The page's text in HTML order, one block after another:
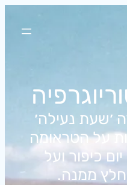
׳שעת נעילה׳
על הטראומה
כיפור ועל
ממנה.